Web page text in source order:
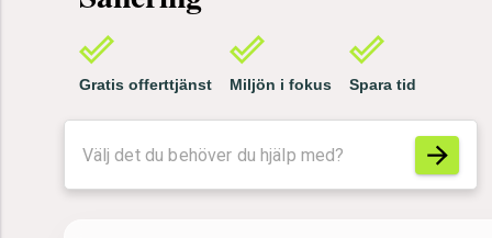
Gratis offerttjänst Miljön i fokus Spara tid